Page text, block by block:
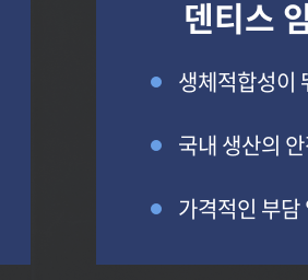
덴티스
생체적합성이
국내 생산의
가격적인 부담